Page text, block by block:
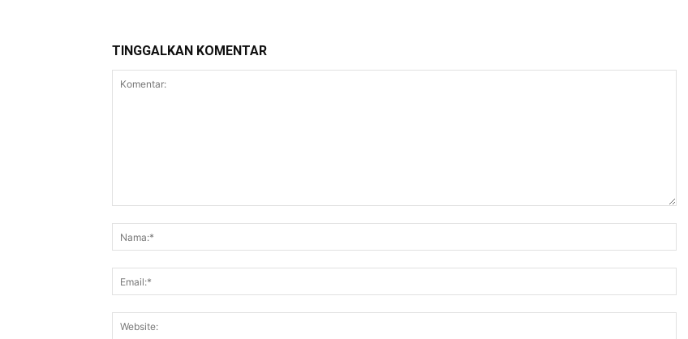
TINGGALKAN KOMENTAR